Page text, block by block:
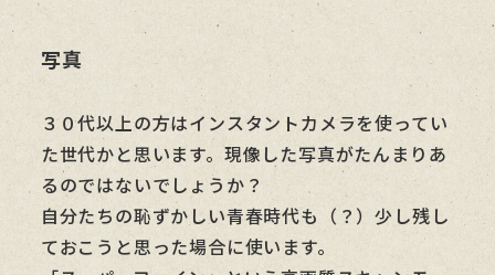
写真
３０代以上の方はインスタントカメラを使ってい
た世代かと思います。現像した写真がたんまりあ
るのではないでしょうか？
自分たちの恥ずかしい青春時代も（？）少し残し
ておこうと思った場合に使います。